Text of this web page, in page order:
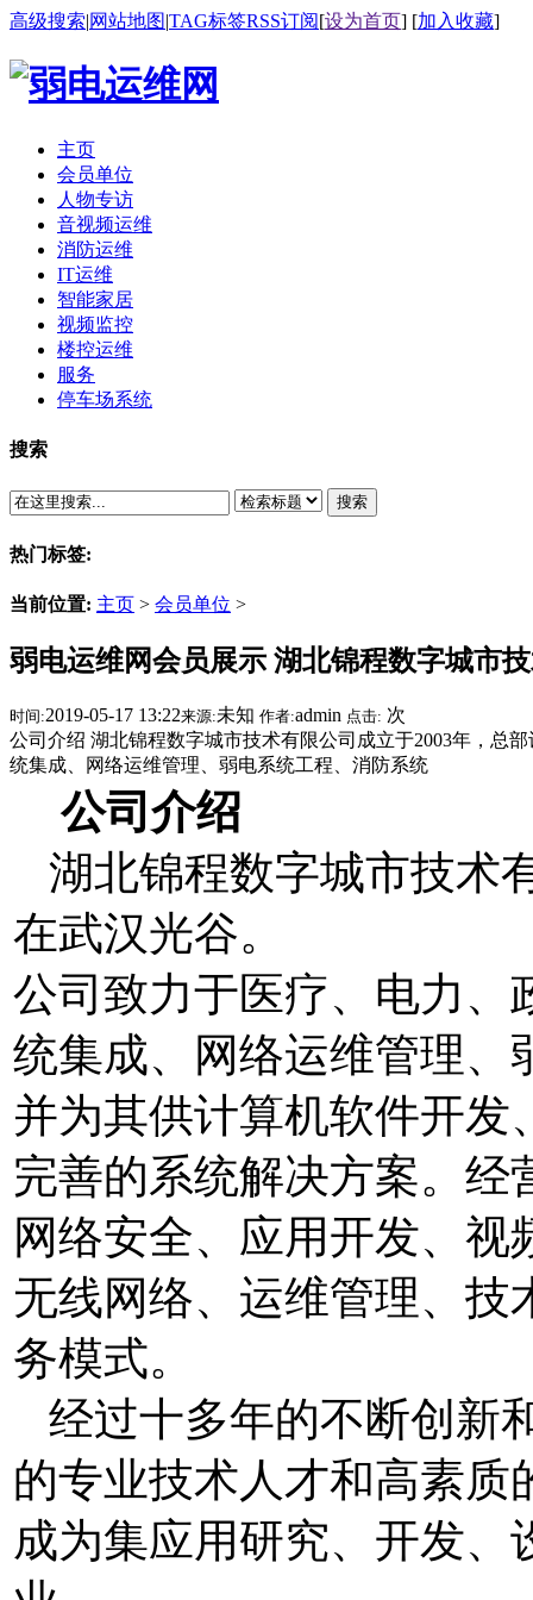
高级搜索|网站地图|TAG标签RSS订阅[设为首页] [加入收藏]
主页
会员单位
人物专访
音视频运维
消防运维
IT运维
智能家居
视频监控
楼控运维
服务
停车场系统
搜索
搜索
热门标签:
当前位置: 主页 > 会员单位 >
弱电运维网会员展示 湖北锦程数字城市
时间:2019-05-17 13:22来源:未知 作者:admin 点击: 次
公司介绍 湖北锦程数字城市技术有限公司成立于2003年，总
统集成、网络运维管理、弱电系统工程、消防系统
公司介绍
湖北锦程数字城市技术
在武汉光谷。
公司致力于医疗、电力、
统集成、网络运维管理、
并为其供计算机软件开发
完善的系统解决方案。经
网络安全、应用开发、
无线网络、运维管理、技
务模式。
经过十多年的不断创新
的专业技术人才和高素质
成为集应用研究、开发